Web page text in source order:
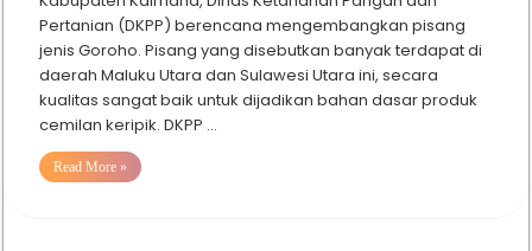
Pertanian (DKPP) berencana mengembangkan pisang
jenis Goroho. Pisang yang disebutkan banyak terdapat di
daerah Maluku Utara dan Sulawesi Utara ini, secara
kualitas sangat baik untuk dijadikan bahan dasar produk
cemilan keripik. DKPP …
Read More »